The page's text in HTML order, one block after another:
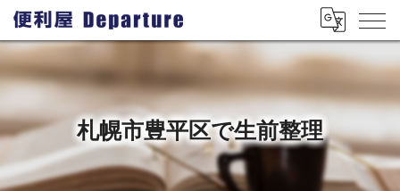
札幌市豊平区で生前整理